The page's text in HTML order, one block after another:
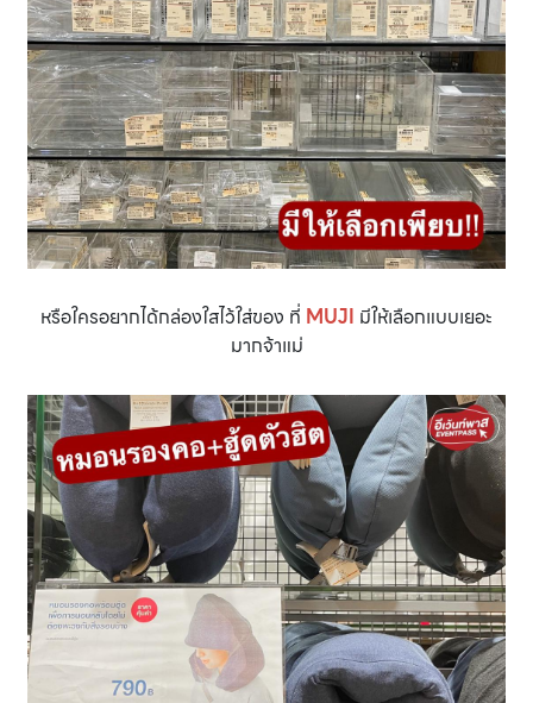
หรือใครอยากได้กล่องใสไว้ใส่ของ ที่ MUJI มีให้เลือกแบบเยอะ
มากจ้าแม่